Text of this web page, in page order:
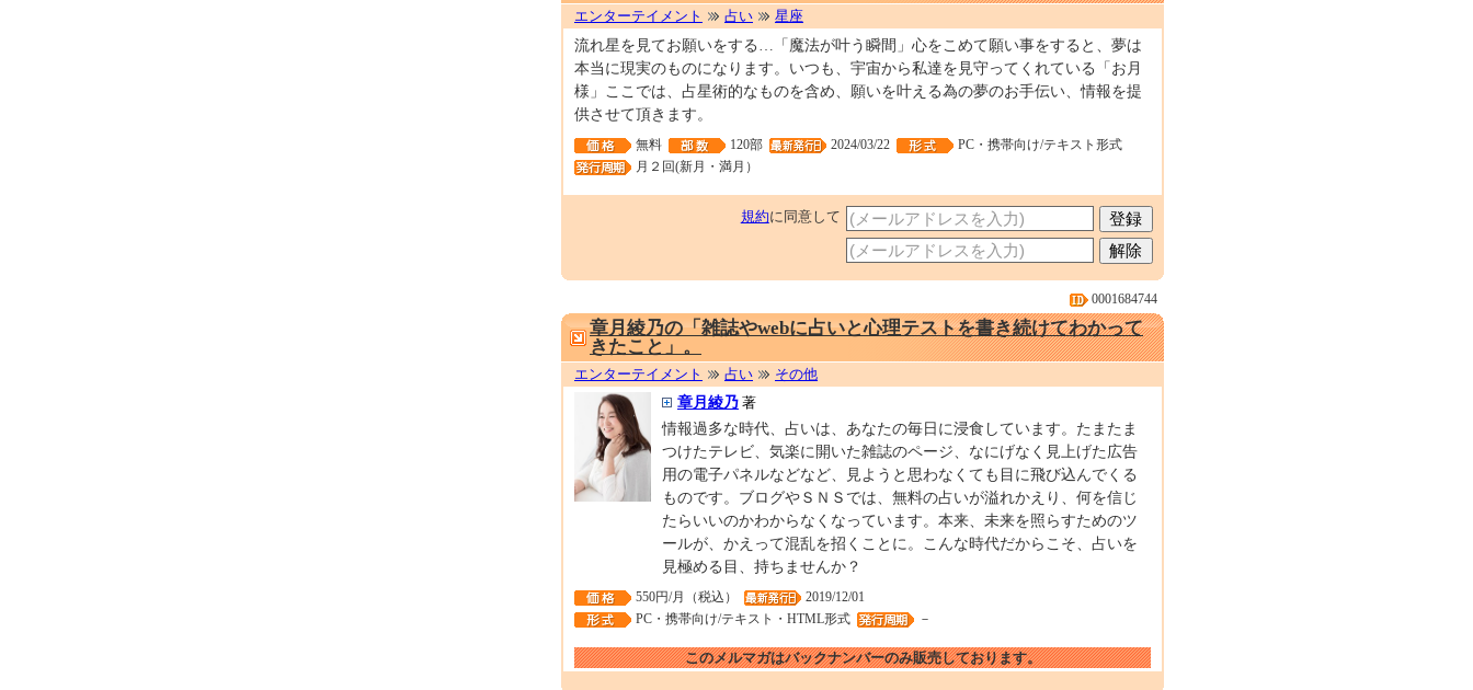
エンターテイメント 占い 星座
流れ星を見てお願いをする…「魔法が叶う瞬間」心をこめて願い事をすると、夢は
本当に現実のものになります。いつも、宇宙から私達を見守ってくれている「お月
様」ここでは、占星術的なものを含め、願いを叶える為の夢のお手伝い、情報を提
供させて頂きます。
無料 120部 2024/03/22
PC・携帯向け/テキスト形式
月２回(新月・満月）
規約に同意して
章月綾乃の「雑誌やwebに占いと心理テストを書き続けてわかって
きたこと」。
エンターテイメント 占い その他
章月綾乃 著
情報過多な時代、占いは、あなたの毎日に浸食しています。たまたま
つけたテレビ、気楽に開いた雑誌のページ、なにげなく見上げた広告
用の電子パネルなどなど、見ようと思わなくても目に飛び込んでくる
ものです。ブログやＳＮＳでは、無料の占いが溢れかえり、何を信じ
たらいいのかわからなくなっています。本来、未来を照らすためのツ
ールが、かえって混乱を招くことに。こんな時代だからこそ、占いを
見極める目、持ちませんか？
0001684744
550円/月（税込）
2019/12/01
PC・携帯向け/テキスト・HTML形式
－
このメルマガはバックナンバーのみ販売しております。